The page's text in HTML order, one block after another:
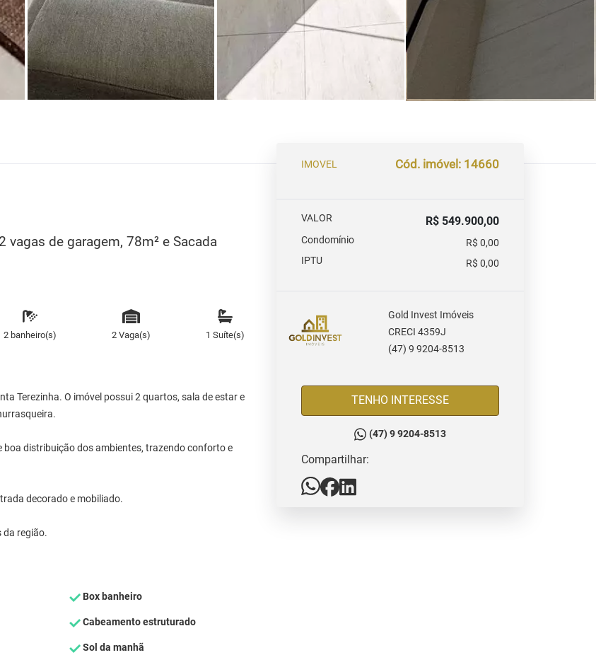
de garagem, 78m² e Sacada
2 banheiro(s) 2 Vaga(s) 1 Suíte(s)
Terezinha. O imóvel possui 2 quartos, sala de estar e
distribuição dos ambientes, trazendo conforto e
decorado e mobiliado.
da região.
Box banheiro
Cabeamento estruturado
Sol da manhã
IMOVEL Cód. imóvel: 14660
VALOR R$ 549.900,00
Condomínio
R$ 0,00
IPTU
R$ 0,00
Gold Invest Imóveis
CRECI 4359J
(47) 9 9204-8513
TENHO INTERESSE
(47) 9 9204-8513
Compartilhar: